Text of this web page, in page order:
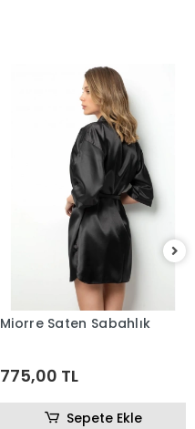
Miorre Saten Sabahlık
775,00 TL
Sepete Ekle